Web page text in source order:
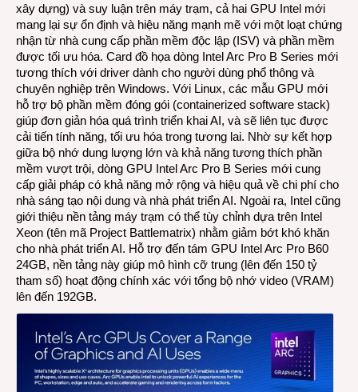
xây dựng) và suy luận trên máy trạm, cả hai GPU Intel mới
mang lại sự ổn định và hiệu năng mạnh mẽ với một loạt chứng
nhận từ nhà cung cấp phần mềm độc lập (ISV) và phần mềm
được tối ưu hóa. Card đồ họa dòng Intel Arc Pro B Series mới
tương thích với driver dành cho người dùng phổ thông và
chuyên nghiệp trên Windows. Với Linux, các mẫu GPU mới
hỗ trợ bộ phần mềm đóng gói (containerized software stack)
giúp đơn giản hóa quá trình triển khai AI, và sẽ liên tục được
cải tiến tính năng, tối ưu hóa trong tương lai. Nhờ sự kết hợp
giữa bộ nhớ dung lượng lớn và khả năng tương thích phần
mềm vượt trội, dòng GPU Intel Arc Pro B Series mới cung
cấp giải pháp có khả năng mở rộng và hiệu quả về chi phí cho
nhà sáng tạo nội dung và nhà phát triển AI. Ngoài ra, Intel cũng
giới thiệu nền tảng máy trạm có thể tùy chỉnh dựa trên Intel
Xeon (tên mã Project Battlematrix) nhằm giảm bớt khó khăn
cho nhà phát triển AI. Hỗ trợ đến tám GPU Intel Arc Pro B60
24GB, nền tảng này giúp mô hình cỡ trung (lên đến 150 tỷ
tham số) hoạt động chính xác với tổng bộ nhớ video (VRAM)
lên đến 192GB.